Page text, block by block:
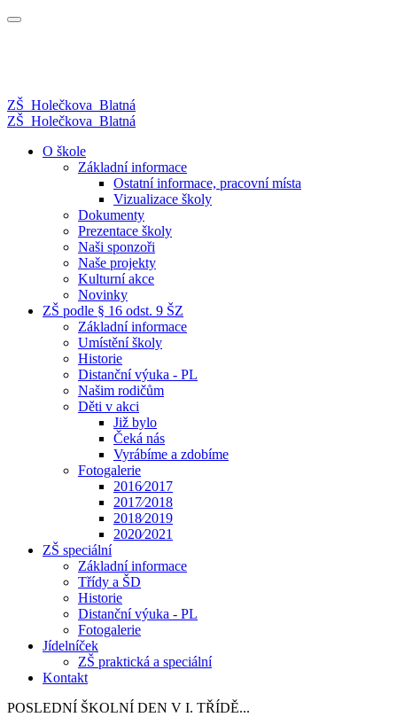
ZŠ Holečkova Blatná
ZŠ Holečkova Blatná
O škole
Základní informace
Ostatní informace, pracovní místa
Vizualizace školy
Dokumenty
Prezentace školy
Naši sponzoři
Naše projekty
Kulturní akce
Novinky
ZŠ podle § 16 odst. 9 ŠZ
Základní informace
Umístění školy
Historie
Distanční výuka - PL
Našim rodičům
Děti v akci
Již bylo
Čeká nás
Vyrábíme a zdobíme
Fotogalerie
2016⁄2017
2017⁄2018
2018⁄2019
2020⁄2021
ZŠ speciální
Základní informace
Třídy a ŠD
Historie
Distanční výuka - PL
Fotogalerie
Jídelníček
ZŠ praktická a speciální
Kontakt
POSLEDNÍ ŠKOLNÍ DEN V I. TŘÍDĚ...